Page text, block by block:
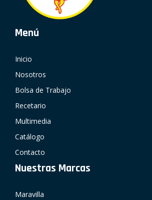
Menú
Inicio
Nosotros
Bolsa de Trabajo
Recetario
Multimedia
Catálogo
Contacto
Nuestras Marcas
Maravilla